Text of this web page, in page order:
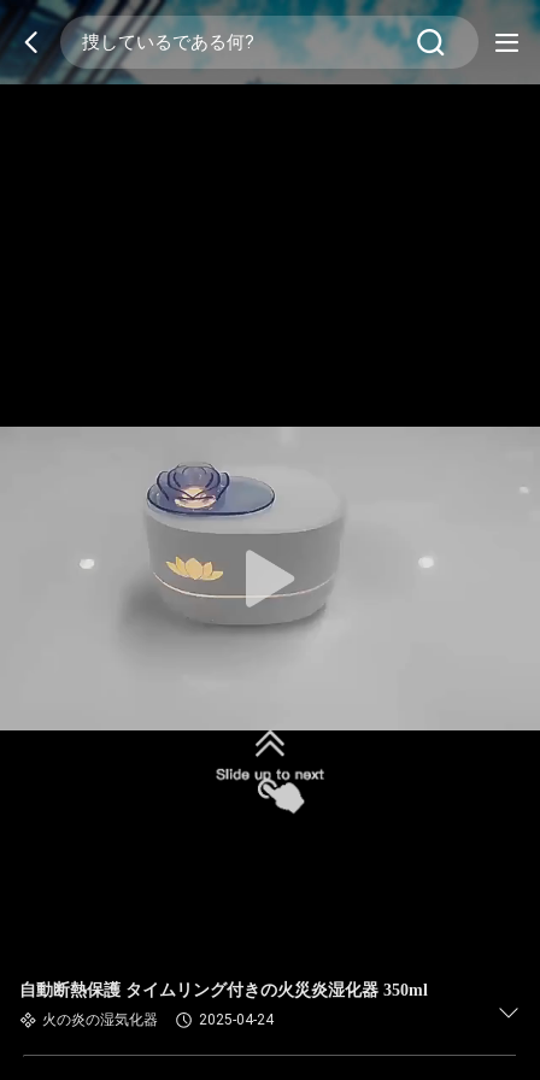
自動断熱保護 タイムリング付きの火災炎湿化器 350ml
火の炎の湿気化器 2025-04-24